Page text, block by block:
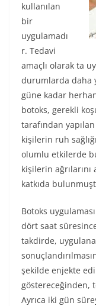
kullanılan
bir
uygulamadı
r. Tedavi
amaçlı olarak ta
durumlarda daha
güne kadar
botoks, gerekli
tarafından
kişilerin ruh
olumlu etkilerde
kişilerin
katkıda
Botoks
dört saat
takdirde,
şekilde enjekte
göstereceğinden,
Ayrıca iki gün